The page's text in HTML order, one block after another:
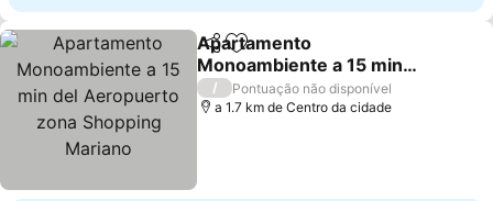
PartilharAdicionar aos favoritos
Apartamento
Monoambiente a 15 min
del Aeropuerto zona
Shopping Mariano
/
Pontuação não disponível
a 1.7 km de Centro da cidade